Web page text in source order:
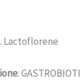
Lactoflorene
: